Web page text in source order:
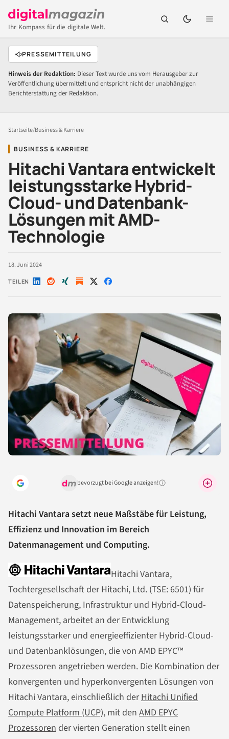
Ihr Kompass für die digitale Welt.
PRESSEMITTEILUNG
Hinweis der Redaktion: Dieser Text wurde uns vom Herausgeber zur
Veröffentlichung übermittelt und entspricht nicht der unabhängigen
Berichterstattung der Redaktion.
Startseite/Business & Karriere
BUSINESS & KARRIERE
Hitachi Vantara entwickelt
leistungsstarke Hybrid-
Cloud- und Datenbank-
Lösungen mit AMD-
Technologie
18. Juni 2024
TEILEN Auf Auf Auf Auf Auf
bevorzugt bei Google anzeigen!Warum lohnt sich das?
Hitachi Vantara setzt neue Maßstäbe für Leistung,
Effizienz und Innovation im Bereich
Datenmanagement und Computing.
Hitachi Vantara,
Tochtergesellschaft der Hitachi, Ltd. (TSE: 6501) für
Datenspeicherung, Infrastruktur und Hybrid-Cloud-
Management, arbeitet an der Entwicklung
leistungsstarker und energieeffizienter Hybrid-Cloud-
und Datenbanklösungen, die von AMD EPYC™
Prozessoren angetrieben werden. Die Kombination der
konvergenten und hyperkonvergenten Lösungen von
Hitachi Vantara, einschließlich derHitachi Unified
Compute Platform (UCP), mit den AMD EPYC
Prozessoren der vierten Generation stellt einen